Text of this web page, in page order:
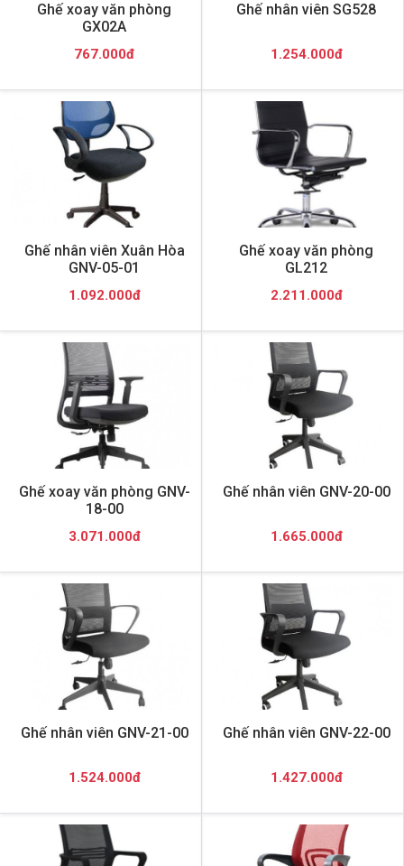
Ghế xoay văn phòng
GX02A
767.000đ
Ghế nhân viên SG528
1.254.000đ
Ghế nhân viên Xuân Hòa
GNV-05-01
1.092.000đ
Ghế xoay văn phòng
GL212
2.211.000đ
Ghế xoay văn phòng GNV-
18-00
3.071.000đ
Ghế nhân viên GNV-20-00
1.665.000đ
Ghế nhân viên GNV-21-00
1.524.000đ
Ghế nhân viên GNV-22-00
1.427.000đ